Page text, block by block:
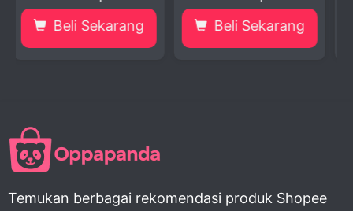
Beli Sekarang Beli
Temukan berbagai rekomendasi produk Shopee